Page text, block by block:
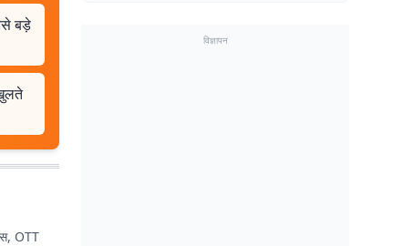
बड़े
OTT
विज्ञापन